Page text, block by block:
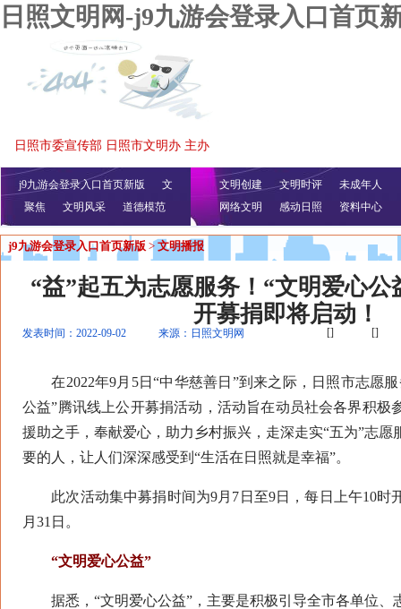
日照文明网-j9九游会登录入口首页
日照市委宣传部 日照市文明办 主办
j9九游会登录入口首页新版
文
明播报
公益视频
聚焦 文明风采 道德模范
文明创建 文明时评
未成年人
网络文明
感动日照 资料中心
j9九游会登录入口首页新版 > 文明播报
“益”起五为志愿服务！“文明爱心公
开募捐即将启动！
发表时间：2022-09-02 来源：日照文明网 [] []
在2022年9月5日“中华慈善日”到来之际，日照市志愿服
公益”腾讯线上公开募捐活动，活动旨在动员社会各界积极
援助之手，奉献爱心，助力乡村振兴，走深走实“五为”志愿
要的人，让人们深深感受到“生活在日照就是幸福”。
此次活动集中募捐时间为9月7日至9日，每日上午10时
月31日。
“文明爱心公益”
据悉，“文明爱心公益”，主要是积极引导全市各单位、